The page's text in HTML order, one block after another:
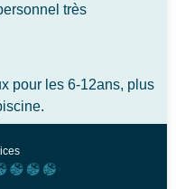
très
pour les 6-12ans, plus